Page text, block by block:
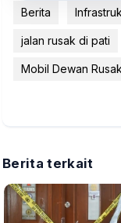
Berita
jalan rusak di pati
Mobil Dewan Rusak
Berita terkait